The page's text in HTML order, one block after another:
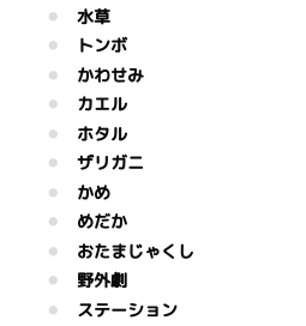
水草
トンボ
かわせみ
カエル
ホタル
ザリガニ
かめ
めだか
おたまじゃくし
野外劇
ステーション